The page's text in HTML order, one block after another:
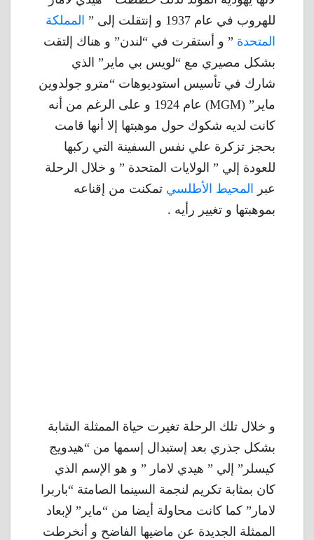
للهروب في عام 1937 و إنتقلت إلى ”
المملكة
المتحدة ” و أستقرت في “لندن” و هناك إلتقت
بشكل مصيري مع “لويس بي ماير” الذي
شارك في تأسيس استوديوهات “مترو جولدوين
ماير” (MGM) عام 1924 و على الرغم من أنه
كانت لديه شكوك حول موهبتها إلا أنها قامت
بحجز تزكرة علي نفس السفينة التي ركبها
للعودة إلي ” الولايات المتحدة ” و خلال الرحلة
عبر
المحيط الأطلسي تمكنت من إقناعه
بموهبتها و تغيير رأيه .
و خلال تلك الرحلة تغيرت حياة الممثلة الشابة
بشكل جذري بعد إستبدال إسمها من “هيدويج
كيسلر” إلي ” هيدي لامار ” و هو الإسم الذي
كان بمثابة تكريم لنجمة السينما الصامتة “باربرا
لامار” كما كانت محاولة أيضا من “ماير” لإبعاد
الممثلة الجديدة عن ماضيها الفاضح و أنخرطت